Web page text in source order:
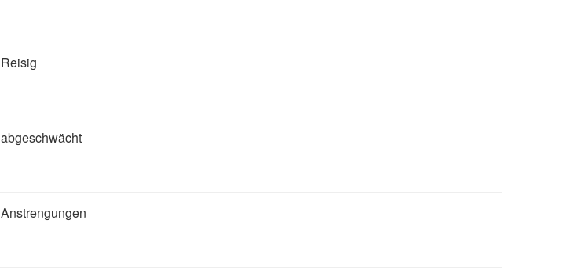
Reisig
abgeschwächt
Anstrengungen